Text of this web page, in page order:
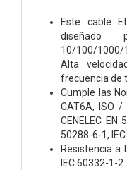
Este cable
diseñado
10/100/
Alta
frecuencia de
Cumple las
CAT6A, ISO /
CENELEC EN
50288-6-1,
Resistencia a
IEC 60332-1-2.